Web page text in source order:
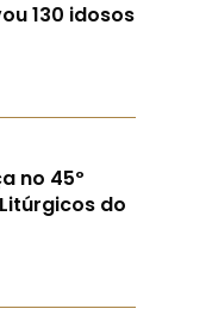
130 idosos
no 45º
do